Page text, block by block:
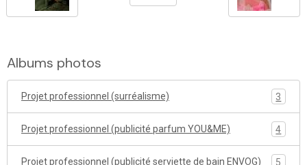
Albums photos
Projet professionnel (surréalisme) 3
Projet professionnel (publicité parfum YOU&ME) 4
Projet professionnel (publicité serviette de bain ENVOG) 5